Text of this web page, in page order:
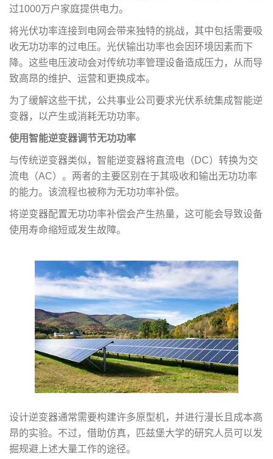
过1000万户家庭提供电力。
将光伏功率连接到电网会带来独特的挑战，其中包括需要吸
收无功功率的过电压。光伏输出功率也会因环境因素而下
降。这些电压波动会对传统功率管理设备造成压力，从而导
致高昂的维护、运营和更换成本。
为了缓解这些干扰，公共事业公司要求光伏系统集成智能逆
变器，以产生或消耗无功功率。
使用智能逆变器调节无功功率
与传统逆变器类似，智能逆变器将直流电（DC）转换为交
流电（AC）。两者的主要区别在于其吸收和输出无功功率
的能力。该流程也被称为无功功率补偿。
将逆变器配置无功功率补偿会产生热量，这可能会导致设备
使用寿命缩短或发生故障。
设计逆变器通常需要构建许多原型机，并进行漫长且成本高
昂的实验。不过，借助仿真，匹兹堡大学的研究人员可以发
掘规避上述大量工作的途径。